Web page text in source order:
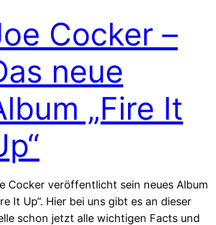
Cocker –
neue
„Fire It
Cocker veröffentlicht sein neues Album
It Up“. Hier bei uns gibt es an dieser
schon jetzt alle wichtigen Facts und